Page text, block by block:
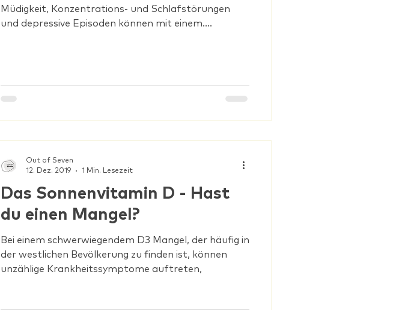
Müdigkeit, Konzentrations- und Schlafstörungen
und depressive Episoden können mit einem....
Das Sonnenvitamin D - Hast
du einen Mangel?
Bei einem schwerwiegendem D3 Mangel, der häufig in
der westlichen Bevölkerung zu finden ist, können
unzählige Krankheitssymptome auftreten,
Out of Seven
12. Dez. 2019
1 Min. Lesezeit